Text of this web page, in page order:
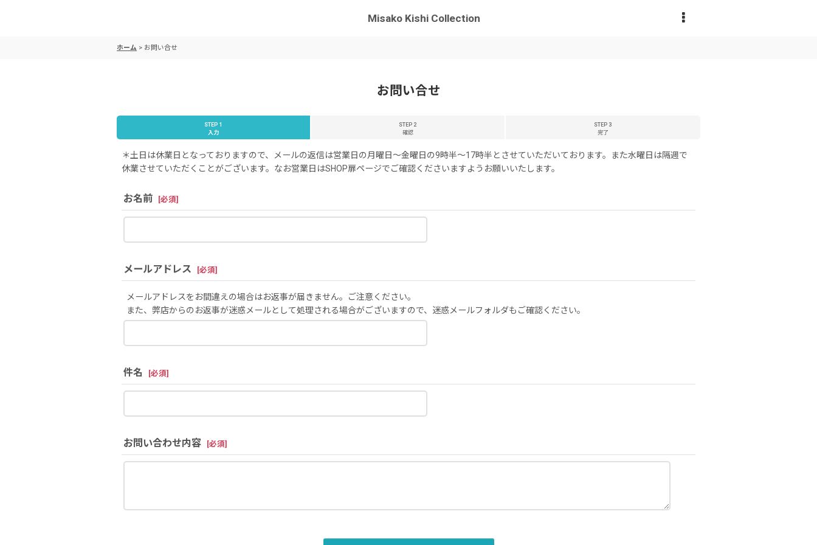
Misako Kishi Collection
ホーム > お問い合せ
お問い合せ
STEP 1
入力
STEP 2
確認
STEP 3
完了
＊土日は休業日となっておりますので、メールの返信は営業日の月曜日〜金曜日の9時半〜17時半とさせていただいております。また水曜日は隔週で
休業させていただくことがございます。なお営業日はSHOP扉ページでご確認くださいますようお願いいたします。
お名前 [必須]
メールアドレス [必須]
メールアドレスをお間違えの場合はお返事が届きません。ご注意ください。
また、弊店からのお返事が迷惑メールとして処理される場合がございますので、迷惑メールフォルダもご確認ください。
件名 [必須]
お問い合わせ内容 [必須]